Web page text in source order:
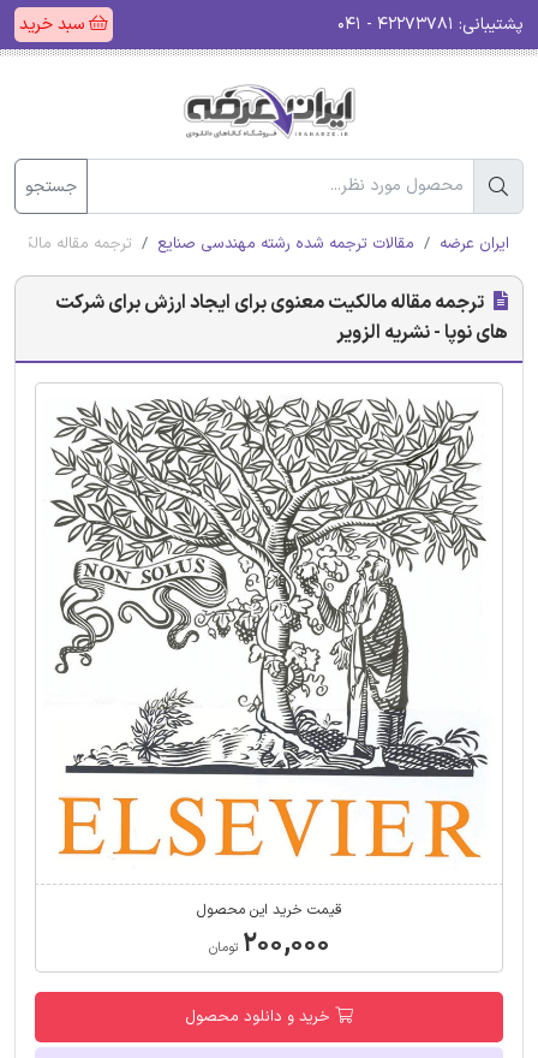
پشتیبانی: سبد خرید
جستجو
ایران عرضه مقالات ترجمه شده رشته مهندسی صنایع ترجمه مقاله
ترجمه مقاله مالکیت معنوی برای ایجاد ارزش برای شرکت
های نوپا - نشریه الزویر
قیمت خرید این محصول
۲۰۰,۰۰۰ تومان
خرید و دانلود محصول